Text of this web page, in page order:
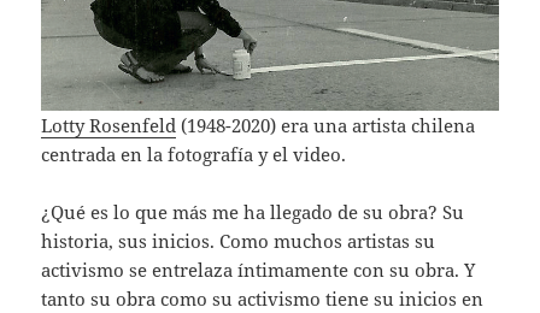
Lotty Rosenfeld (1948-2020) era una artista chilena
centrada en la fotografía y el video.
¿Qué es lo que más me ha llegado de su obra? Su
historia, sus inicios. Como muchos artistas su
activismo se entrelaza íntimamente con su obra. Y
tanto su obra como su activismo tiene su inicios en